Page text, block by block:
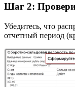
Шаг 2:
Убедитесь, что
отчетный период